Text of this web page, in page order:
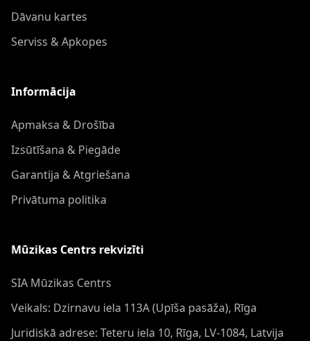
Dāvanu kartes
Serviss & Apkopes
Informācija
Apmaksa & Drošība
Izsūtīšana & Piegāde
Garantija & Atgriešana
Privātuma politika
Mūzikas Centrs rekvizīti
SIA Mūzikas Centrs
Veikals: Dzirnavu iela 113A (Upīša pasāža), Rīga
Juridiskā adrese: Teteru iela 10, Rīga, LV-1084, Latvija